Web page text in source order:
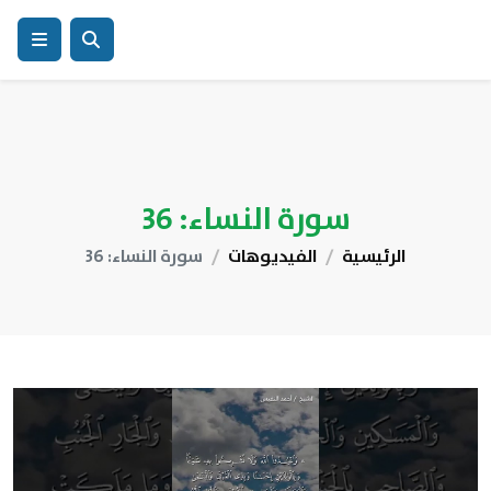
سورة النساء: 36
الرئيسية الفيديوهات سورة النساء: 36